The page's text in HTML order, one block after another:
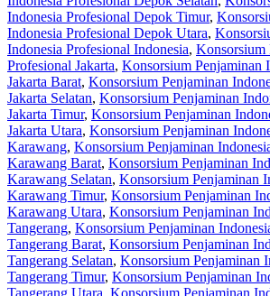
Indonesia Profesional Depok Timur,
Indonesia Profesional Depok Utara,
Indonesia Profesional Indonesia, Konsorsium
Profesional Jakarta, Konsorsium Penjaminan
Jakarta Barat, Konsorsium Penjaminan
Jakarta Selatan, Konsorsium Penjaminan
Jakarta Timur, Konsorsium Penjaminan
Jakarta Utara, Konsorsium Penjaminan
Karawang, Konsorsium Penjaminan
Karawang Barat, Konsorsium Penjaminan
Karawang Selatan, Konsorsium Penjaminan
Karawang Timur, Konsorsium Penjaminan
Karawang Utara, Konsorsium Penjaminan
Tangerang, Konsorsium Penjaminan
Tangerang Barat, Konsorsium Penjaminan
Tangerang Selatan, Konsorsium Penjaminan
Tangerang Timur, Konsorsium Penjaminan
Tangerang Utara, Konsorsium Penjaminan